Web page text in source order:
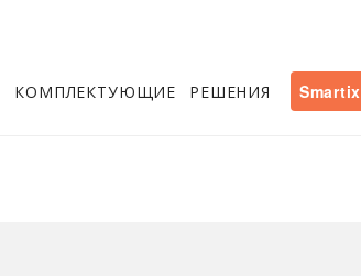
КОМПЛЕКТУЮЩИЕ РЕШЕНИЯ Smartix